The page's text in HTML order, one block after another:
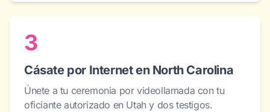
3
Cásate por Internet en North Carolina
Únete a tu ceremonia por videollamada con tu
oficiante autorizado en Utah y dos testigos.